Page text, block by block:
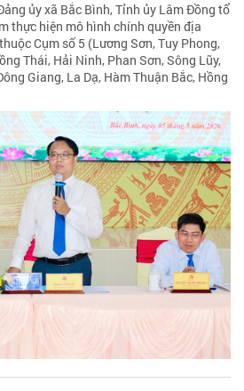
ủy xã Bắc Bình, Tỉnh ủy Lâm Đồng tổ
thực hiện mô hình chính quyền địa
Cụm số 5 (Lương Sơn, Tuy Phong,
Thái, Hải Ninh, Phan Sơn, Sông Lũy,
Giang, La Dạ, Hàm Thuận Bắc, Hồng